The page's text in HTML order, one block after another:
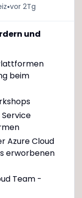
•vor 2Tg
und
beim
Azure Cloud
erworbenen
Team -